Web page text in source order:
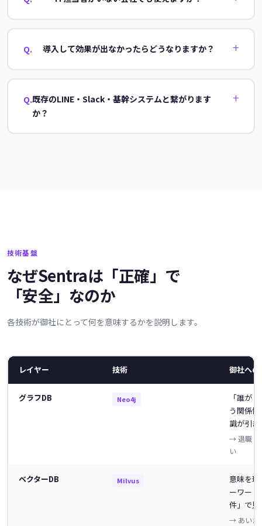
Q. 導入して効果が出なかったらどうなりますか？
Q.既存のLINE・Slack・基幹システムと繋がります
か？
技術基盤
なぜSentraは「正確」で
「安全」なのか
各技術が御社にとって何を意味するかを説明します。
レイヤー 技術 御社への
グラフDB Neo4j
「誰が
う関係
識が引
→ 退職し
い
ベクターDB Milvus
意味を
ーワー
件」で見
→ あいま